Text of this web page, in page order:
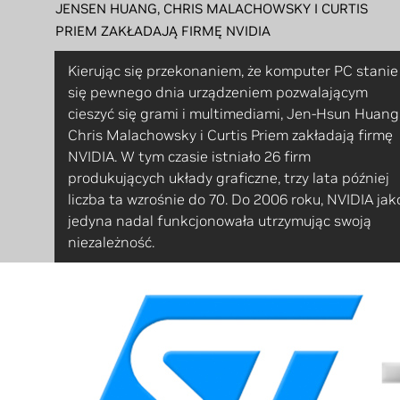
JENSEN HUANG, CHRIS MALACHOWSKY I CURTIS
PRIEM ZAKŁADAJĄ FIRMĘ NVIDIA
Kierując się przekonaniem, że komputer PC stanie
się pewnego dnia urządzeniem pozwalającym
cieszyć się grami i multimediami, Jen-Hsun
Chris Malachowsky i Curtis Priem zakładają firmę
NVIDIA. W tym czasie istniało 26 firm
produkujących układy graficzne, trzy lata później
liczba ta wzrośnie do 70. Do 2006 roku, NVIDIA
jedyna nadal funkcjonowała utrzymując swoją
niezależność.